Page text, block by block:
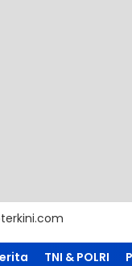
dan Fakta
TNI & POLRI